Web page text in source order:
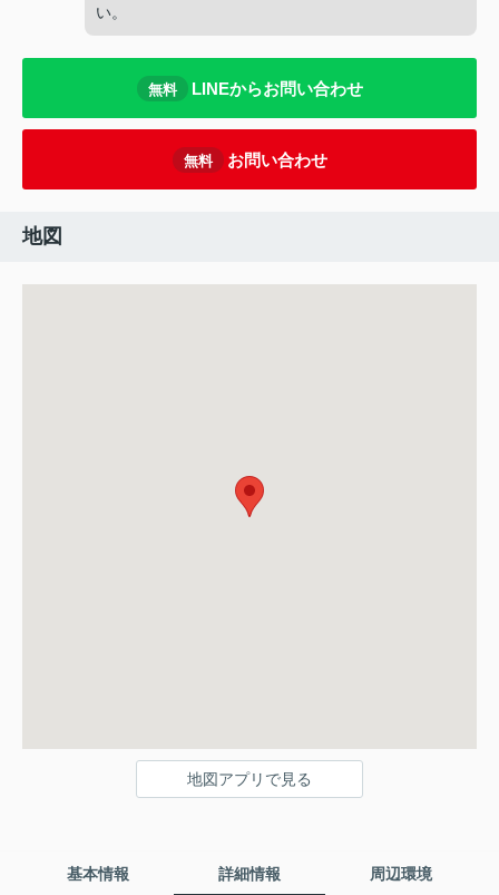
い。
無料 LINEからお問い合わせ
無料 お問い合わせ
地図
地図アプリで見る
基本情報 詳細情報 周辺環境